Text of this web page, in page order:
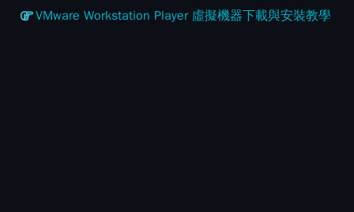
VMware Workstation Player 虛擬機器下載與安裝教學